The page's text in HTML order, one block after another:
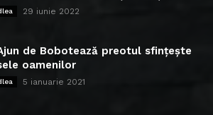
29 iunie 2022
de Bobotează preotul sfințește
oamenilor
5 ianuarie 2021